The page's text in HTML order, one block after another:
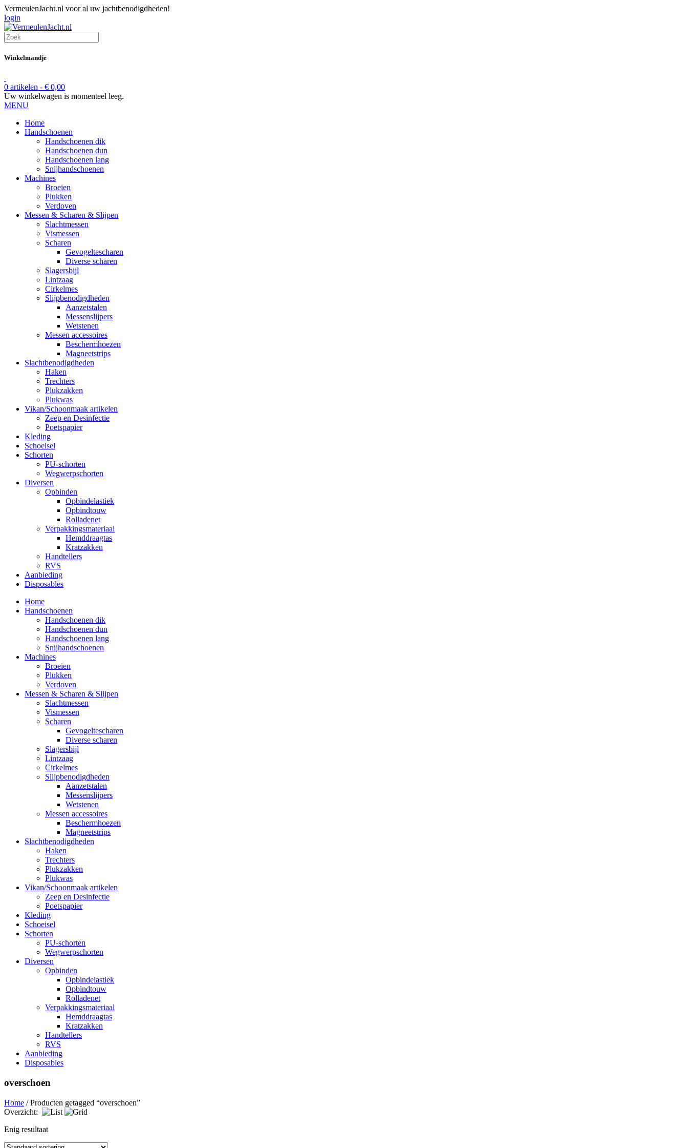
VermeulenJacht.nl voor al uw jachtbenodigdheden!
login
Winkelmandje
0 artikelen - € 0,00
Uw winkelwagen is momenteel leeg.
MENU
Home
Handschoenen
Handschoenen dik
Handschoenen dun
Handschoenen lang
Snijhandschoenen
Machines
Broeien
Plukken
Verdoven
Messen & Scharen & Slijpen
Slachtmessen
Vismessen
Scharen
Gevogeltescharen
Diverse scharen
Slagersbijl
Lintzaag
Cirkelmes
Slijpbenodigdheden
Aanzetstalen
Messenslijpers
Wetstenen
Messen accessoires
Beschermhoezen
Magneetstrips
Slachtbenodigdheden
Haken
Trechters
Plukzakken
Plukwas
Vikan/Schoonmaak artikelen
Zeep en Desinfectie
Poetspapier
Kleding
Schoeisel
Schorten
PU-schorten
Wegwerpschorten
Diversen
Opbinden
Opbindelastiek
Opbindtouw
Rolladenet
Verpakkingsmateriaal
Hemddraagtas
Kratzakken
Handtellers
RVS
Aanbieding
Disposables
Home
Handschoenen
Handschoenen dik
Handschoenen dun
Handschoenen lang
Snijhandschoenen
Machines
Broeien
Plukken
Verdoven
Messen & Scharen & Slijpen
Slachtmessen
Vismessen
Scharen
Gevogeltescharen
Diverse scharen
Slagersbijl
Lintzaag
Cirkelmes
Slijpbenodigdheden
Aanzetstalen
Messenslijpers
Wetstenen
Messen accessoires
Beschermhoezen
Magneetstrips
Slachtbenodigdheden
Haken
Trechters
Plukzakken
Plukwas
Vikan/Schoonmaak artikelen
Zeep en Desinfectie
Poetspapier
Kleding
Schoeisel
Schorten
PU-schorten
Wegwerpschorten
Diversen
Opbinden
Opbindelastiek
Opbindtouw
Rolladenet
Verpakkingsmateriaal
Hemddraagtas
Kratzakken
Handtellers
RVS
Aanbieding
Disposables
overschoen
Home / Producten getagged “overschoen”
Overzicht:
Enig resultaat